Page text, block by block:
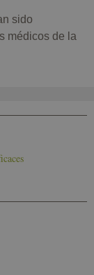
sido
médicos de la